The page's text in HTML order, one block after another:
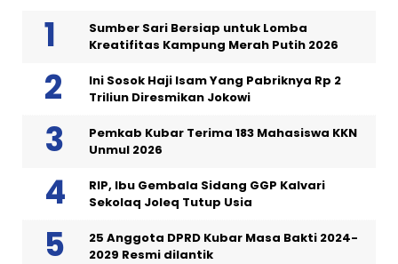
Sumber Sari Bersiap untuk Lomba
Kreatifitas Kampung Merah Putih 2026
Ini Sosok Haji Isam Yang Pabriknya Rp 2
Triliun Diresmikan Jokowi
Pemkab Kubar Terima 183 Mahasiswa KKN
Unmul 2026
RIP, Ibu Gembala Sidang GGP Kalvari
Sekolaq Joleq Tutup Usia
25 Anggota DPRD Kubar Masa Bakti 2024-
2029 Resmi dilantik